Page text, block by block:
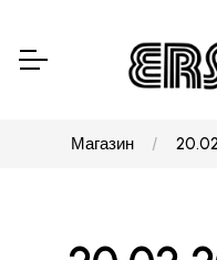
Магазин